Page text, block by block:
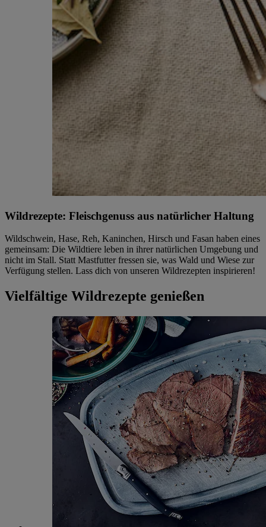
Wildrezepte: Fleischgenuss aus natürlicher Haltung
Wildschwein, Hase, Reh, Kaninchen, Hirsch und Fasan haben eines
gemeinsam: Die Wildtiere leben in ihrer natürlichen Umgebung und
nicht im Stall. Statt Mastfutter fressen sie, was Wald und Wiese zur
Verfügung stellen. Lass dich von unseren Wildrezepten inspirieren!
Vielfältige Wildrezepte genießen